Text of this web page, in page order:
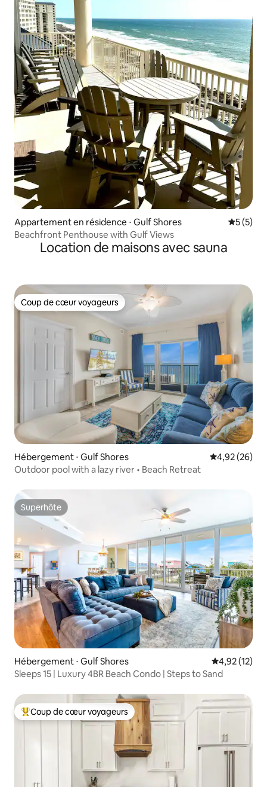
Appartement en résidence ⋅ Gulf Shores
5 (5)
Beachfront Penthouse with Gulf Views
Location de maisons avec sauna
Coup de cœur voyageurs
Coup de cœur voyageurs
Hébergement ⋅ Gulf Shores Évaluation
4,92 (26)
Outdoor pool with a lazy river • Beach Retreat
Superhôte
Superhôte
Hébergement ⋅ Gulf Shores Évaluation
4,92 (12)
Sleeps 15 | Luxury 4BR Beach Condo | Steps to Sand
Coups de cœur voyageurs les plus appréciés
Coup de cœur voyageurs